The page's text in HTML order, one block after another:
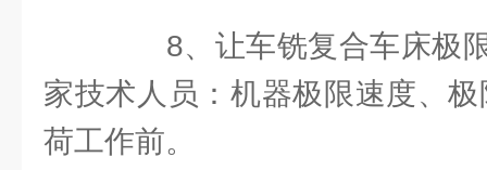
8、让车铣复合车床极限
家技术人员：机器极限速度、
荷工作前。